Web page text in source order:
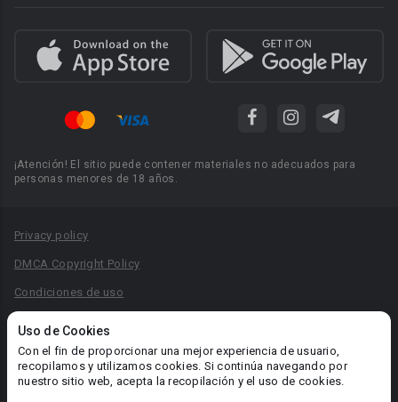
Uso de Cookies
Con el fin de proporcionar una mejor experiencia de usuario,
recopilamos y utilizamos cookies. Si continúa navegando por
nuestro sitio web, acepta la recopilación y el uso de cookies.
¡Atención! El sitio puede contener materiales no adecuados para
personas menores de 18 años.
Privacy policy
DMCA Copyright Policy
Condiciones de uso
Reglas para la publicación de libros
Área RR.PP.: pr@booknet.com